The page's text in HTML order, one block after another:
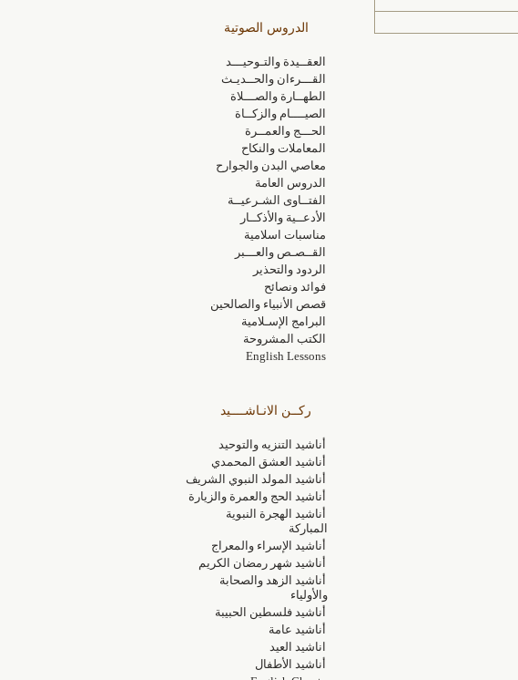
الدروس الصوتية
العقــيدة والتـوحيـــد
القـــرءان والحــديـث
الطهــارة والصـــلاة
الصيــــام والزكــاة
الحـــج والعمــرة
المعاملات والنكاح
معاصي البدن والجوارح
الدروس العامة
الفتــاوى الشـرعيــة
الأدعــية والأذكــار
مناسبات اسلامية
القــصـص والعـــبر
الردود والتحذير
فوائد ونصائح
قصص الأنبياء والصالحين
البرامج الإسـلامية
الكتب المشروحة
English Lessons
ركــن الانـاشــــيد
أناشيد التنزيه والتوحيد
أناشيد العشق المحمدي
أناشيد المولد النبوي الشريف
أناشيد الحج والعمرة والزيارة
أناشيد الهجرة النبوية
المباركة
أناشيد الإسراء والمعراج
أناشيد شهر رمضان الكريم
أناشيد الزهد والصحابة
والأولياء
أناشيد فلسطين الحبيبة
أناشيد عامة
اناشيد العيد
أناشيد الأطفال